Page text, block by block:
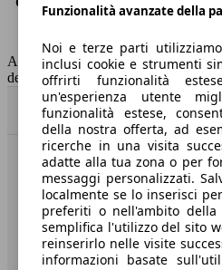
Capacità del serbatoio
50 l
AutoScout24 non si assume alcuna
dei dati.
Benvenuti su AutoScout24, il
Società
A proposito di AutoScout24
Funzionalità avanzate della
Noi e terze parti
inclusi cookie e strumenti
offrirti funzionalità
un'esperienza utente
funzionalità estese,
della nostra offerta, ad
ricerche in una visita
adatte alla tua zona o per
messaggi personalizzati.
localmente se lo inserisci
preferiti o nell'ambito
semplifica l'utilizzo del sito
reinserirlo nelle visite
informazioni basate